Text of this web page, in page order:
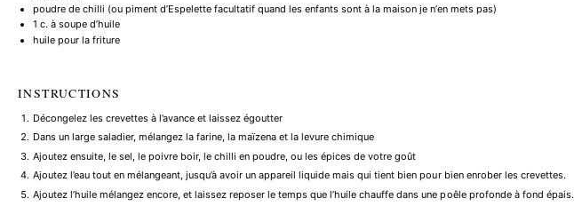
poudre de chilli (ou piment d’Espelette facultatif quand les enfants sont à la maison je n’en mets pas)
1 c. à soupe d’huile
huile pour la friture
INSTRUCTIONS
Décongelez les crevettes à l’avance et laissez égoutter
Dans un large saladier, mélangez la farine, la maïzena et la levure chimique
Ajoutez ensuite, le sel, le poivre boir, le chilli en poudre, ou les épices de votre goût
Ajoutez l’eau tout en mélangeant, jusqu’à avoir un appareil liquide mais qui tient bien pour bien enrober les crevettes.
Ajoutez l’huile mélangez encore, et laissez reposer le temps que l’huile chauffe dans une poêle profonde à fond épais.